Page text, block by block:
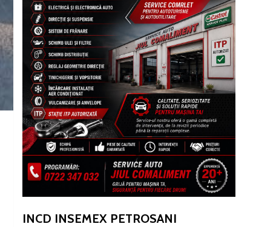
INCD INSEMEX PETROSANI